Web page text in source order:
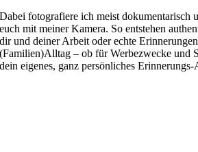
Dabei fotografiere ich meist dokumentarisch
euch mit meiner Kamera. So entstehen
dir und deiner Arbeit oder echte
(Familien)Alltag – ob für Werbezwecke und
dein eigenes, ganz persönliches